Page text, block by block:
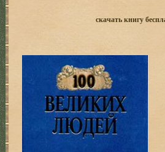
скачать книгу